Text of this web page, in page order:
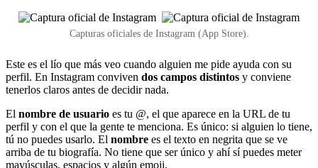
Capturas oficiales de Instagram (App Store).
Este es el lío que más veo cuando alguien me pide ayuda con su
perfil. En Instagram conviven dos campos distintos y conviene
tenerlos claros antes de decidir nada.
El nombre de usuario es tu @, el que aparece en la URL de tu
perfil y con el que la gente te menciona. Es único: si alguien lo tiene,
tú no puedes usarlo. El nombre es el texto en negrita que se ve
arriba de tu biografía. No tiene que ser único y ahí sí puedes meter
mayúsculas, espacios y algún emoji.